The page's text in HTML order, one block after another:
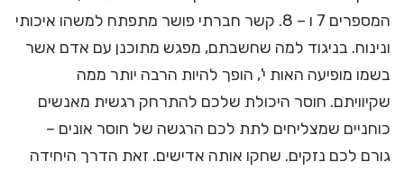
המספרים 7 ו – 8. קשר חברתי פושר מתפתח למשהו איכותי
ונינוח. בניגוד למה שחשבתם, מפגש מתוכנן עם אדם אשר
בשמו מופיעה האות י', הופך להיות הרבה יותר ממה
שקיוויתם. חוסר היכולת שלכם להתרחק רגשית מאנשים
כוחניים שמצליחים לתת לכם הרגשה של חוסר אונים –
גורם לכם נזקים. שחקו אותה אדישים. זאת הדרך היחידה